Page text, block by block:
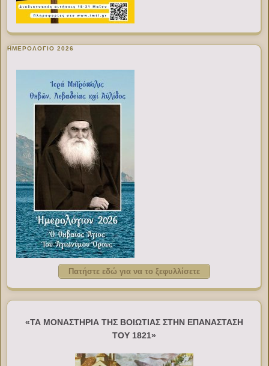
ΗΜΕΡΟΛΟΓΙΟ 2026
Πατήστε εδώ για να το ξεφυλλίσετε
«ΤΑ ΜΟΝΑΣΤΗΡΙΑ ΤΗΣ ΒΟΙΩΤΙΑΣ ΣΤΗΝ ΕΠΑΝΑΣΤΑΣΗ
ΤΟΥ 1821»